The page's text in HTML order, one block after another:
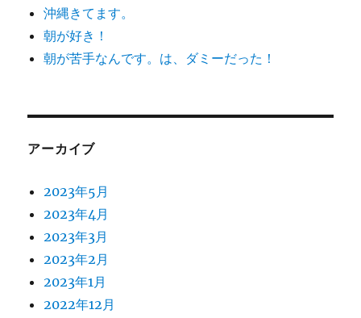
沖縄きてます。
朝が好き！
朝が苦手なんです。は、ダミーだった！
アーカイブ
2023年5月
2023年4月
2023年3月
2023年2月
2023年1月
2022年12月